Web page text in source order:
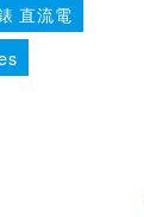
直流電